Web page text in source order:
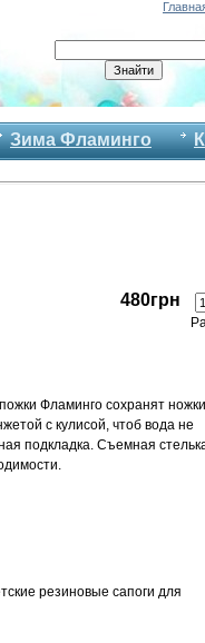
Зима Фламинго
480грн
Фламинго сохранят ножки
с кулисой, чтоб вода не
подкладка. Съемная
резиновые сапоги для